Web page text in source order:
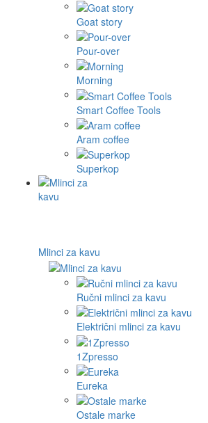
Goat story
Pour-over
Morning
Smart Coffee Tools
Aram coffee
Superkop
Mlinci za kavu
Ručni mlinci za kavu
Električni mlinci za kavu
1Zpresso
Eureka
Ostale marke